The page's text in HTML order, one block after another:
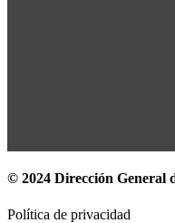
© 2024 Dirección General
Política de privacidad